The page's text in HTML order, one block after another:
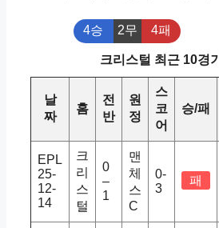
4승 2무 4패
크리스털 최근 10경기
날
짜
홈
전
반
원
정
스
코
어
승/패
EPL
25-
12-
14
크
리
스
털
0
–
1
맨
체
스
C
0-
3
패